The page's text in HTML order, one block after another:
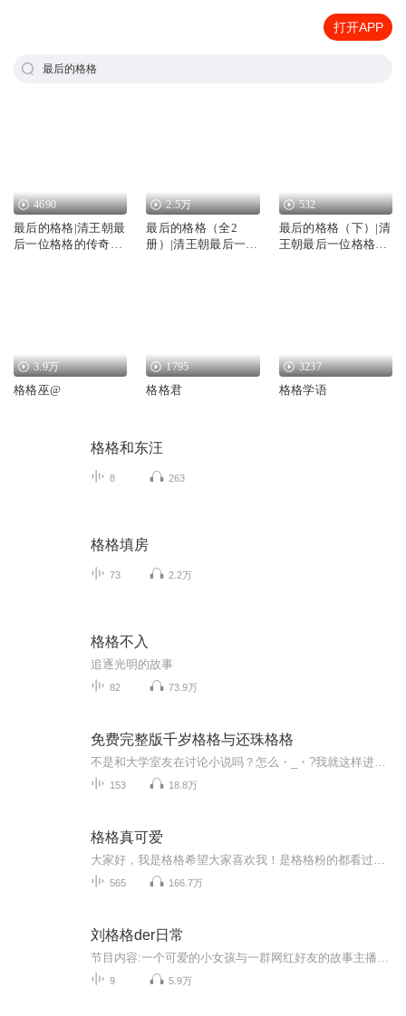
打开APP
最后的格格
4690
最后的格格|清王朝最
后一位格格的传奇经
2.5万
最后的格格（全2
册）|清王朝最后一位
532
最后的格格（下）|清
王朝最后一位格格传
3.9万
格格巫@
1795
格格君
3237
格格学语
格格和东汪
8 263
格格填房
73 2.2万
格格不入
追逐光明的故事
82 73.9万
免费完整版千岁格格与还珠格格
153 18.8万
格格真可爱
565 166.7万
刘格格der日常
9 5.9万